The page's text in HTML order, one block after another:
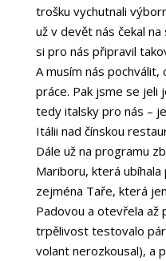
trošku vychutnali
už v devět nás čekal
si pro nás připravil
A musím nás pochválit,
práce. Pak jsme se jeli
tedy italsky pro nás –
Itálii nad čínskou
Dále už na programu
Mariboru, která
zejména Taře, která
Padovou a otevřela až
trpělivost testovalo pár
volant nerozkousal), a